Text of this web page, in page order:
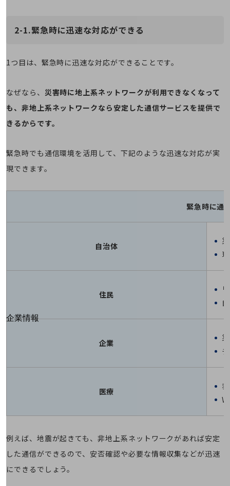
業界から見つけるTOP
小売・卸売業
建設業
地域産業
ゲーム感覚で見つける
NTTドコモビジネス
法人向けモバイルトップ
新規会員登録/ログインはこちら
別ウィンドウで開きます
企業情報
組織
会社案内パンフレット
ニュースルーム
2-1.緊急時に迅速な対応ができる
1つ目は、緊急時に迅速な対応ができることです。
なぜなら、 災害時に地上系ネットワークが利用できなくなって
も、非地上系ネットワークなら安定した通信サービスを提供で
きるからです。
緊急時でも通信環境を活用して、下記のような迅速な対応が実
現できます。
緊急時に通
自治体
住民
企業
医療
例えば、地震が起きても、非地上系ネットワークがあれば安定
した通信ができるので、安否確認や必要な情報収集などが迅速
にできるでしょう。